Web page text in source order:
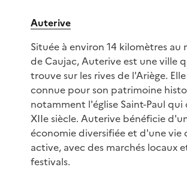
Auterive
Située à environ 14 kilomètres au
de Caujac, Auterive est une ville
trouve sur les rives de l'Ariège.
connue pour son patrimoine
notamment l'église Saint-Paul
XIIe siècle. Auterive bénéficie
économie diversifiée et d'une vie
active, avec des marchés locaux
festivals.